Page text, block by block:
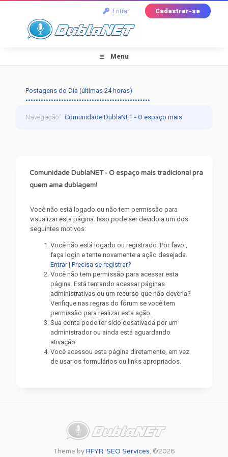
Entrar Cadastrar-se
Menu
Postagens do Dia (últimas 24 horas)
•••••••••••••••••••••••••••••••••••••••••••••••••
Navegação:Comunidade DublaNET - O espaço mais
Comunidade DublaNET - O espaço mais tradicional pra
quem ama dublagem!
Você não está logado ou não tem permissão para
visualizar esta página. Isso pode ser devido a um dos
seguintes motivos:
Você não está logado ou registrado. Por favor,
faça login e tente novamente a ação desejada.
Entrar|Precisa se registrar?
Você não tem permissão para acessar esta
página. Está tentando acessar páginas
administrativas ou um recurso que não deveria?
Verifique nas regras do fórum se você tem
permissão para realizar esta ação.
Sua conta pode ter sido desativada por um
administrador ou ainda está aguardando
ativação.
Você acessou esta página diretamente, em vez
de usar os formulários ou links apropriados.
Theme byRFYR: SEO Services, ©2026